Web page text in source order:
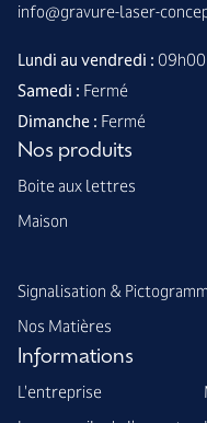
info@gravure-laser-
Lundi au vendredi :
Samedi : Fermé
Dimanche : Fermé
Nos produits
Boite aux lettres
Maison
Signalisation &
Nos Matières
Informations
L'entreprise